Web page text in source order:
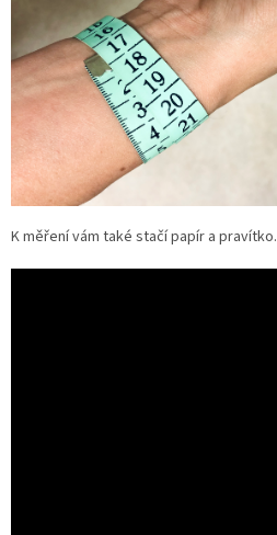
K měření vám také stačí papír a pravítko.